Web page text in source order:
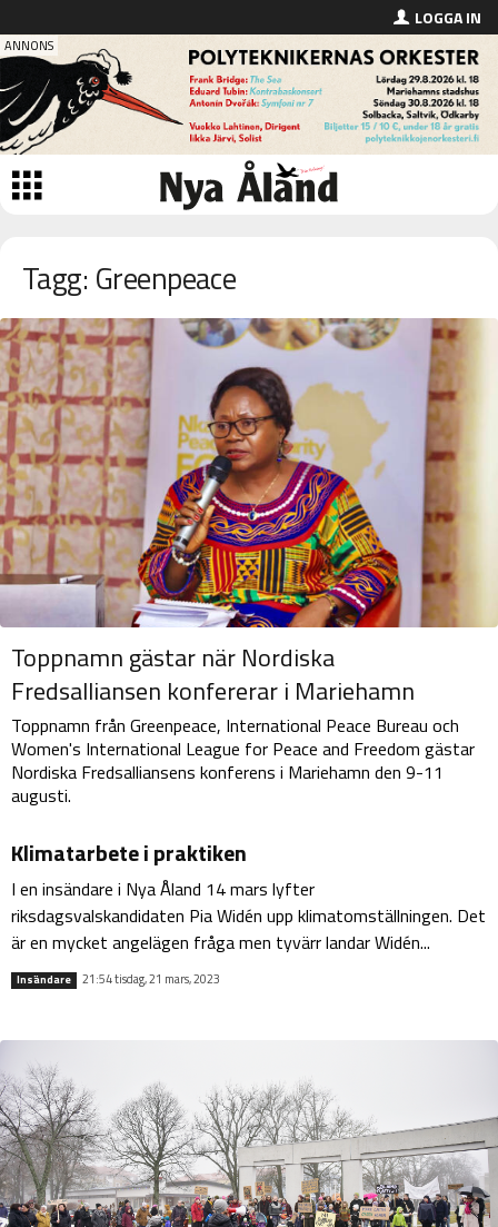
LOGGA IN
Tagg: Greenpeace
Toppnamn gästar när Nordiska
Fredsalliansen konfererar i Mariehamn
Toppnamn från Greenpeace, International Peace Bureau och
Women's International League for Peace and Freedom gästar
Nordiska Fredsalliansens konferens i Mariehamn den 9-11
augusti.
Klimatarbete i praktiken
I en insändare i Nya Åland 14 mars lyfter
riksdagsvalskandidaten Pia Widén upp klimatomställningen. Det
är en mycket angelägen fråga men tyvärr landar Widén...
Insändare 21:54 tisdag, 21 mars, 2023